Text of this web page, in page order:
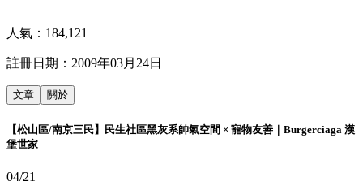
人氣： 184,121
註冊日期： 2009年03月24日
文章 關於
【松山區/南京三民】民生社區黑灰系帥氣空間 × 寵物友善｜Burgerciaga 漢
堡世家
04/21